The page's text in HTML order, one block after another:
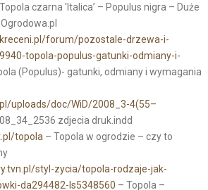
czarna 'Italica’ – Populus nigra – Duże
forum/pozostale-drzewa-i-
topola-populus-gatunki-odmiany-i-
(Populus)- gatunki, odmiany i wymagania
uploads/doc/WiD/2008_3-4(55–
zdjecia druk.indd
topola – Topola w ogrodzie – czy to
styl-zycia/topola-rodzaje-jak-
da294482-ls5348560 – Topola –